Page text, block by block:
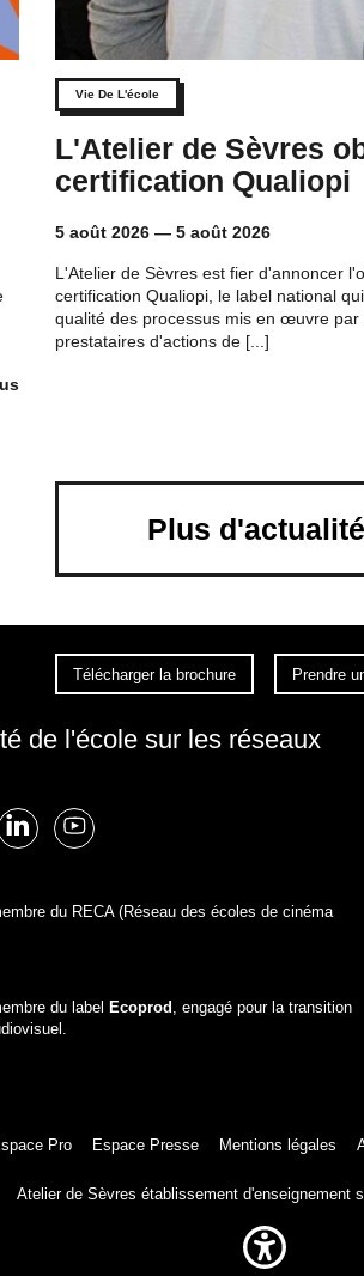
Vie De L'école
L'Atelier de Sèvres
certification Qualiopi
5 août 2026— 5 août 2026
L'Atelier de Sèvres est fier d'annoncer
certification Qualiopi, le label national
qualité des processus mis en œuvre par
prestataires d'actions de [...]
Plus
Télécharger la brochure Prendre
de l'école sur les réseaux
du RECA (Réseau des écoles de cinéma
du label Ecoprod , engagé pour la transition
Pro Espace Presse Mentions légales
Atelier de Sèvres établissement d'enseignement